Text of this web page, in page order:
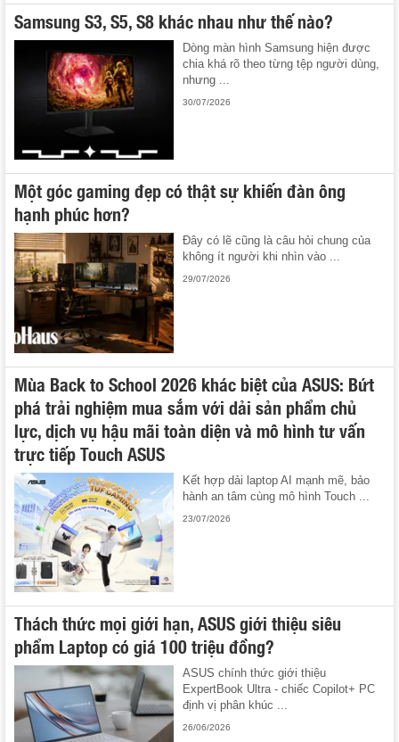
Samsung S3, S5, S8 khác nhau như thế nào?
Dòng màn hình Samsung hiện được
chia khá rõ theo từng tệp người dùng,
nhưng ...
30/07/2026
Một góc gaming đẹp có thật sự khiến đàn ông
hạnh phúc hơn?
Đây có lẽ cũng là câu hỏi chung của
không ít người khi nhìn vào ...
29/07/2026
Mùa Back to School 2026 khác biệt của ASUS: Bứt
phá trải nghiệm mua sắm với dải sản phẩm chủ
lực, dịch vụ hậu mãi toàn diện và mô hình tư vấn
trực tiếp Touch ASUS
Kết hợp dải laptop AI mạnh mẽ, bảo
hành an tâm cùng mô hình Touch ...
23/07/2026
Thách thức mọi giới hạn, ASUS giới thiệu siêu
phẩm Laptop có giá 100 triệu đồng?
ASUS chính thức giới thiệu
ExpertBook Ultra - chiếc Copilot+ PC
định vị phân khúc ...
26/06/2026